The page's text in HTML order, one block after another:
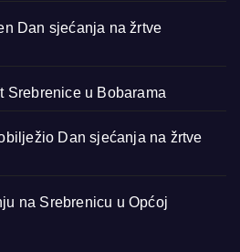
Dan sjećanja na žrtve
Srebrenice u Bobarama
Dan sjećanja na žrtve
na Srebrenicu u Općoj